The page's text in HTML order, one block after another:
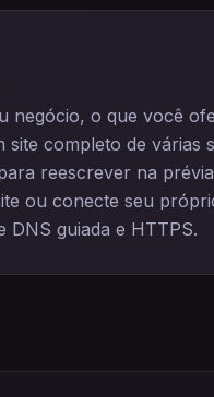
negócio, o que você
site completo de várias
reescrever na
ou conecte seu
DNS guiada e HTTPS.